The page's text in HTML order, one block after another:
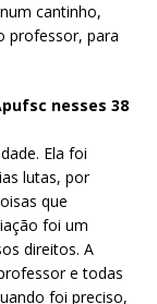
cantinho,
professor, para
nesses 38
Ela foi
lutas, por
que
foi um
direitos. A
e todas
foi preciso,